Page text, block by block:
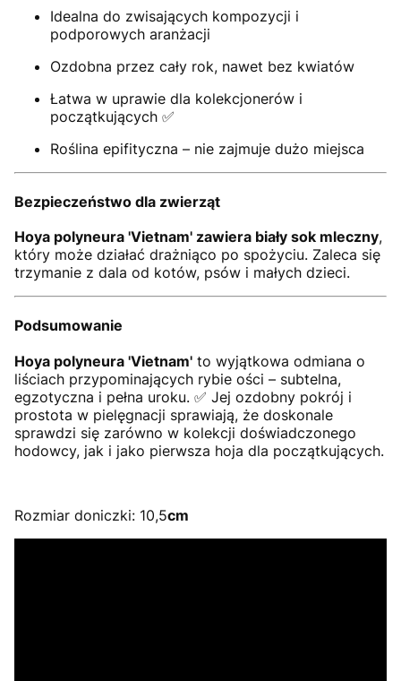
Idealna do zwisających kompozycji i
podporowych aranżacji
Ozdobna przez cały rok, nawet bez kwiatów
Łatwa w uprawie dla kolekcjonerów i
początkujących ✅
Roślina epifityczna – nie zajmuje dużo miejsca
Bezpieczeństwo dla zwierząt
Hoya polyneura 'Vietnam' zawiera biały sok mleczny,
który może działać drażniąco po spożyciu. Zaleca się
trzymanie z dala od kotów, psów i małych dzieci.
Podsumowanie
Hoya polyneura 'Vietnam' to wyjątkowa odmiana o
liściach przypominających rybie ości – subtelna,
egzotyczna i pełna uroku. ✅ Jej ozdobny pokrój i
prostota w pielęgnacji sprawiają, że doskonale
sprawdzi się zarówno w kolekcji doświadczonego
hodowcy, jak i jako pierwsza hoja dla początkujących.
Rozmiar doniczki: 10,5cm